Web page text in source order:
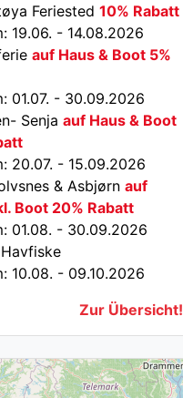
Feriested10% Rabatt
19.06. - 14.08.2026
auf Haus & Boot 5%
01.07. - 30.09.2026
Senjaauf Haus & Boot
20.07. - 15.09.2026
& Asbjørnauf
Boot 20% Rabatt
01.08. - 30.09.2026
10.08. - 09.10.2026
Zur Übersicht!